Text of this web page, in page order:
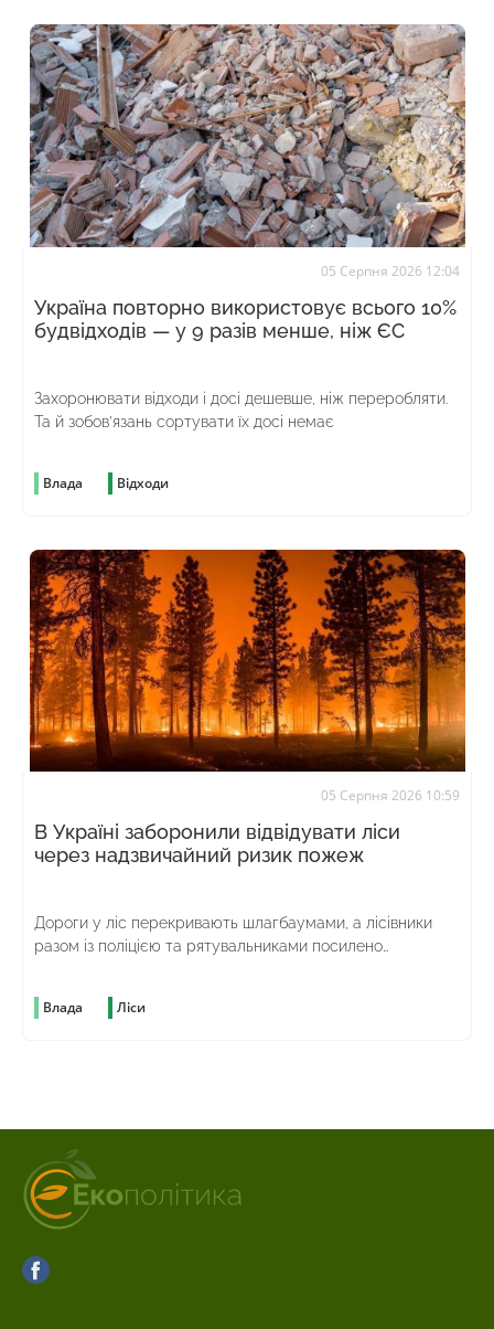
05 Серпня 2026 12:04
Україна повторно використовує всього 10%
будвідходів — у 9 разів менше, ніж ЄС
Захоронювати відходи і досі дешевше, ніж переробляти.
Та й зобов’язань сортувати їх досі немає
Влада Відходи
05 Серпня 2026 10:59
В Україні заборонили відвідувати ліси
через надзвичайний ризик пожеж
Дороги у ліс перекривають шлагбаумами, а лісівники
разом із поліцією та рятувальниками посилено
Влада Ліси